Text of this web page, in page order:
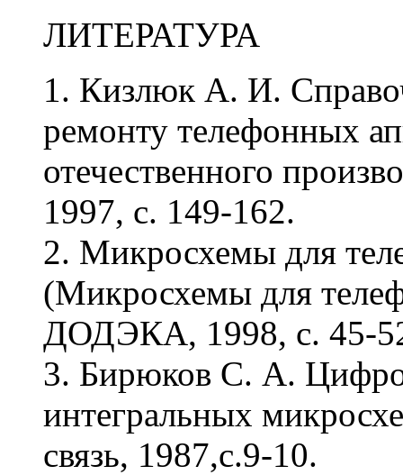
ЛИТЕРАТУРА
1. Кизлюк А. И.
ремонту телефонных
отечественного
1997, с. 149-162.
2. Микросхемы для
(Микросхемы для
ДОДЭКА, 1998, с. 45-
3. Бирюков С. А.
интегральных
связь, 1987,с.9-10.